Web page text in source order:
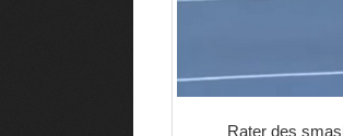
Rater des